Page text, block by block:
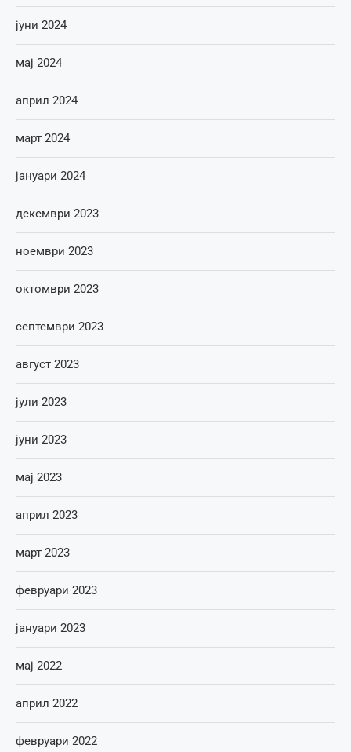
јуни 2024
мај 2024
април 2024
март 2024
јануари 2024
декември 2023
ноември 2023
октомври 2023
септември 2023
август 2023
јули 2023
јуни 2023
мај 2023
април 2023
март 2023
февруари 2023
јануари 2023
мај 2022
април 2022
февруари 2022